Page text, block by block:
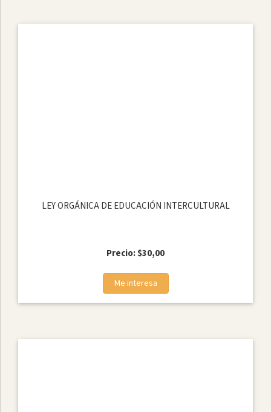
LEY ORGÁNICA DE EDUCACIÓN INTERCULTURAL
Precio: $30,00
Me interesa